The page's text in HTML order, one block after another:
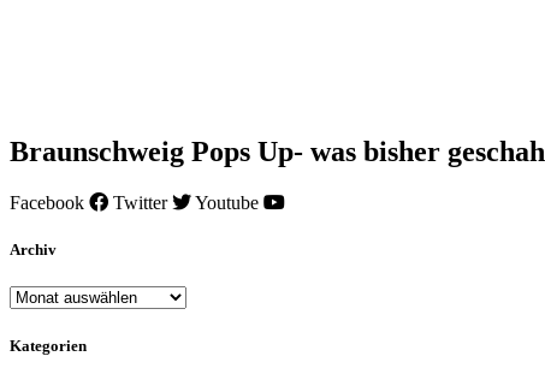
Braunschweig Pops Up- was bisher geschah
Facebook Twitter Youtube
Archiv
Archiv
Kategorien